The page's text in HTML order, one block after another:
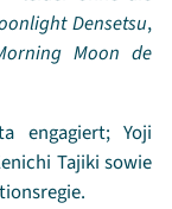
Densetsu,
Moon de
engagiert; Yoji
Tajiki sowie